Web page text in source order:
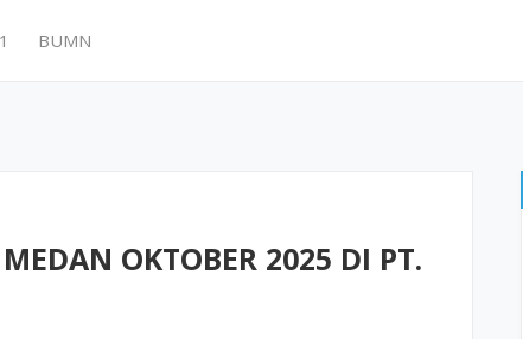
BUMN
OKTOBER 2025 DI PT.